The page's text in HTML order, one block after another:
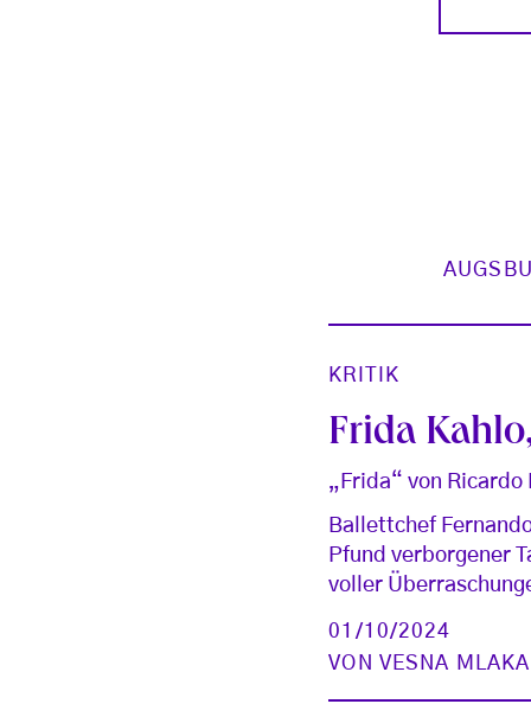
KRITIK
Frida
„Frida“ von
Ballettchef
Pfund verborgener
voller
01/10/2024
VON VESNA